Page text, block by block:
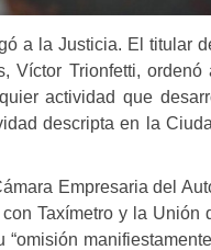
a la Justicia. El titular
Víctor Trionfetti, ordenó
actividad que
descripta en la
Empresaria del
Taxímetro y la Unión